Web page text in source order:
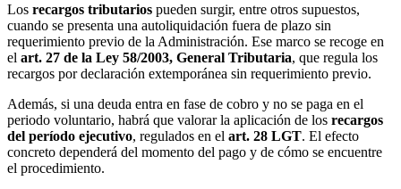
Los recargos tributarios pueden surgir, entre otros supuestos,
cuando se presenta una autoliquidación fuera de plazo sin
requerimiento previo de la Administración. Ese marco se recoge en
el art. 27 de la Ley 58/2003, General Tributaria, que regula los
recargos por declaración extemporánea sin requerimiento previo.
Además, si una deuda entra en fase de cobro y no se paga en el
periodo voluntario, habrá que valorar la aplicación de los recargos
del período ejecutivo, regulados en el art. 28 LGT. El efecto
concreto dependerá del momento del pago y de cómo se encuentre
el procedimiento.